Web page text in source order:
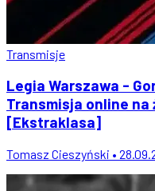
Transmisje
Legia Warszawa -
Transmisja online na
[Ekstraklasa]
Tomasz Cieszyński •